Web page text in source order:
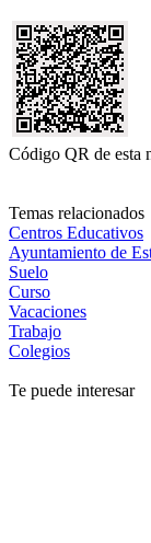
Código QR de esta
Temas relacionados
Centros Educativos
Ayuntamiento de
Suelo
Curso
Vacaciones
Trabajo
Colegios
Te puede interesar